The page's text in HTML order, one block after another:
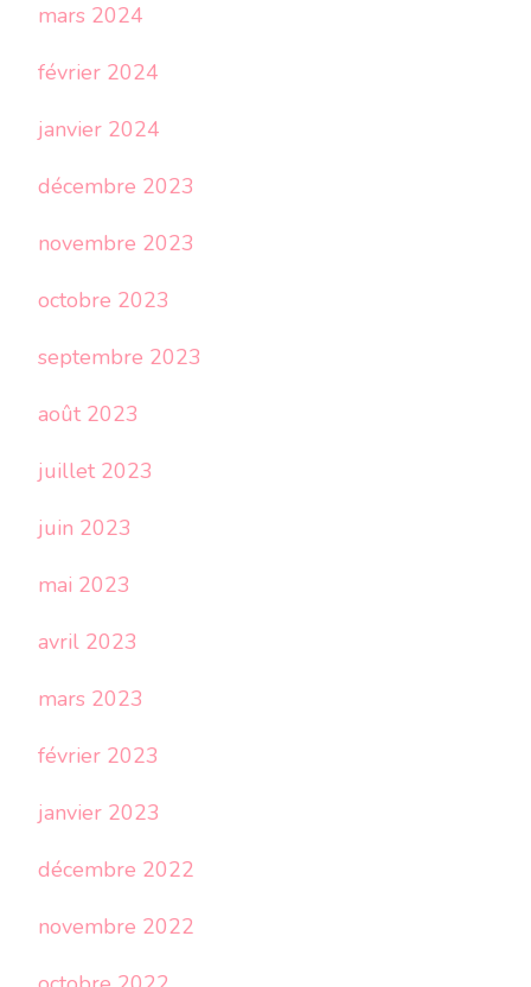
mars 2024
février 2024
janvier 2024
décembre 2023
novembre 2023
octobre 2023
septembre 2023
août 2023
juillet 2023
juin 2023
mai 2023
avril 2023
mars 2023
février 2023
janvier 2023
décembre 2022
novembre 2022